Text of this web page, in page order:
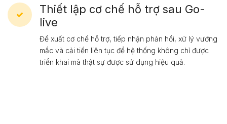
Thiết lập cơ chế hỗ trợ sau Go-
live
Đề xuất cơ chế hỗ trợ, tiếp nhận phản hồi, xử lý vướng
mắc và cải tiến liên tục để hệ thống không chỉ được
triển khai mà thật sự được sử dụng hiệu quả.